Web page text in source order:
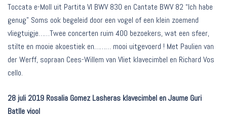
Toccata e-Moll uit Partita VI BWV 830 en Cantate BWV 82 “Ich habe
genug” Soms ook begeleid door een vogel of een klein zoemend
vliegtuigje……Twee concerten ruim 400 bezoekers, wat een sfeer,
stilte en mooie akoestiek en……… mooi uitgevoerd ! Met Paulien van
der Werff, sopraan Cees-Willem van Vliet klavecimbel en Richard Vos
cello.
28 juli 2019 Rosalia Gomez Lasheras klavecimbel en Jaume Guri
Batlle viool